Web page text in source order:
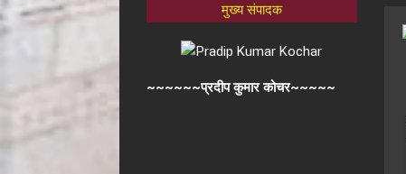
मुख्य संपादक
~~~~~~प्रदीप कुमार कोचर~~~~~